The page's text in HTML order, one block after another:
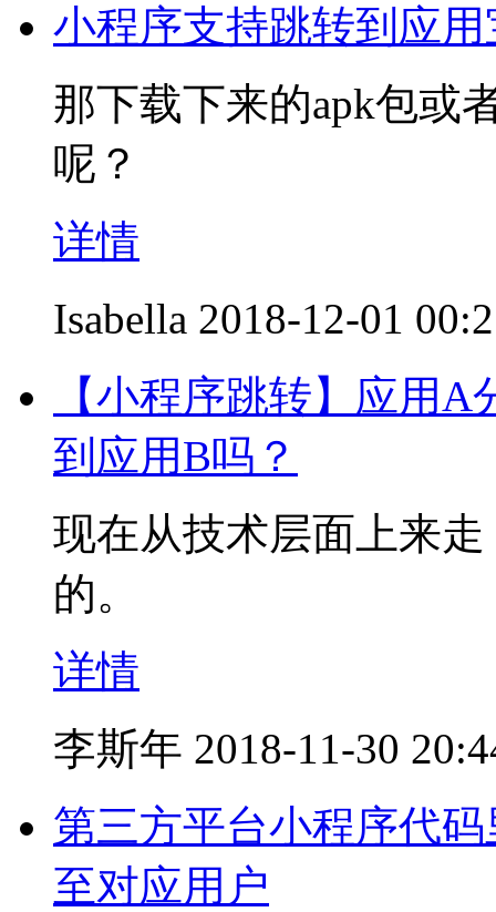
小程序支持跳转到应
那下载下来的apk包或
呢？
详情
Isabella 2018-12-01
【小程序跳转】应用
到应用B吗？
现在从技术层面上来
的。
详情
李斯年 2018-11-30
第三方平台小程序代
至对应用户